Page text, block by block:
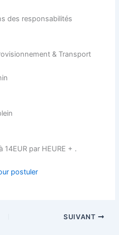
des responsabilités
& Transport
14EUR par HEURE + .
postuler
SUIVANT